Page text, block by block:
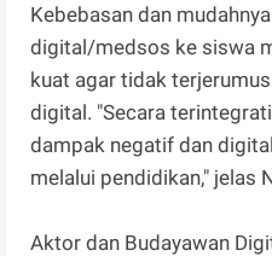
Kebebasan dan
digital/medsos ke siswa
kuat agar tidak
digital. "Secara
dampak negatif dan
melalui pendidikan," jelas
Aktor dan Budayawan